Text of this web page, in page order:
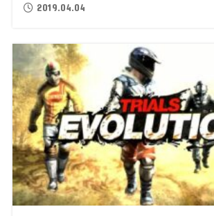
2019.04.04